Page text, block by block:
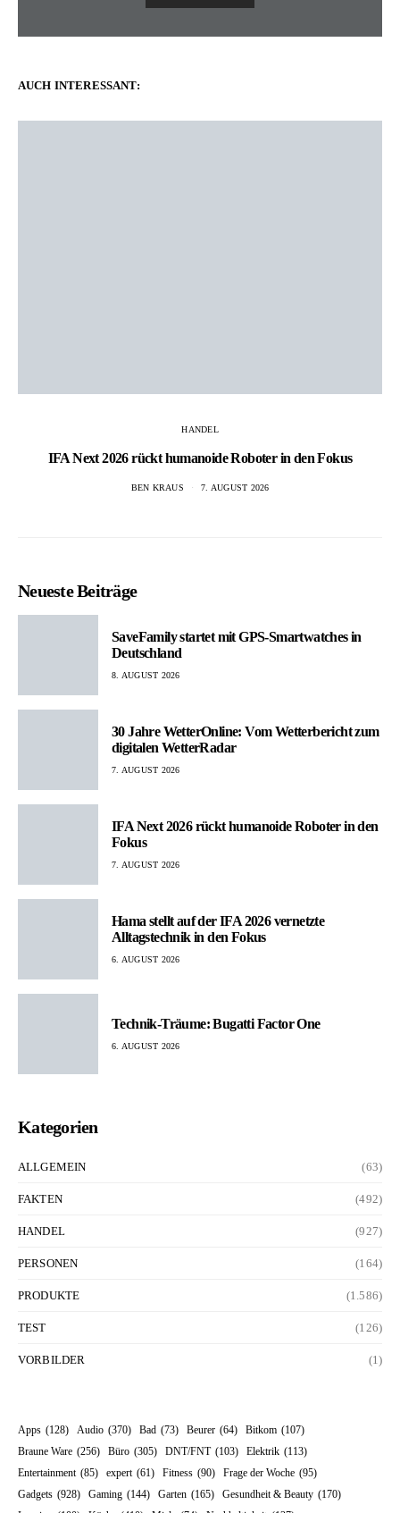
AUCH INTERESSANT:
HANDEL
IFA Next 2026 rückt humanoide Roboter in den Fokus
BEN KRAUS 7. AUGUST 2026
Neueste Beiträge
SaveFamily startet mit GPS-Smartwatches in
Deutschland
8. AUGUST 2026
30 Jahre WetterOnline: Vom Wetterbericht zum
digitalen WetterRadar
7. AUGUST 2026
IFA Next 2026 rückt humanoide Roboter in den
Fokus
7. AUGUST 2026
Hama stellt auf der IFA 2026 vernetzte
Alltagstechnik in den Fokus
6. AUGUST 2026
Technik-Träume: Bugatti Factor One
6. AUGUST 2026
Kategorien
ALLGEMEIN (63)
FAKTEN (492)
HANDEL (927)
PERSONEN (164)
PRODUKTE (1.586)
TEST (126)
VORBILDER (1)
Apps (128) Audio (370) Bad (73) Beurer (64) Bitkom (107)
Braune Ware (256) Büro (305) DNT/FNT (103) Elektrik (113)
Entertainment (85) expert (61) Fitness (90) Frage der Woche (95)
Gadgets (928) Gaming (144) Garten (165) Gesundheit & Beauty (170)